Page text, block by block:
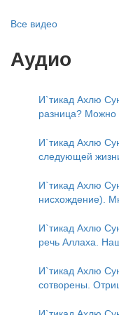
Все видео
Аудио
И`тикад Ахлю
разница? Можно
И`тикад Ахлю
следующей
Саида ад-
И`тикад Ахлю
нисхождение).
физическим
И`тикад Ахлю
речь Аллаха.
И`тикад Ахлю
сотворены.